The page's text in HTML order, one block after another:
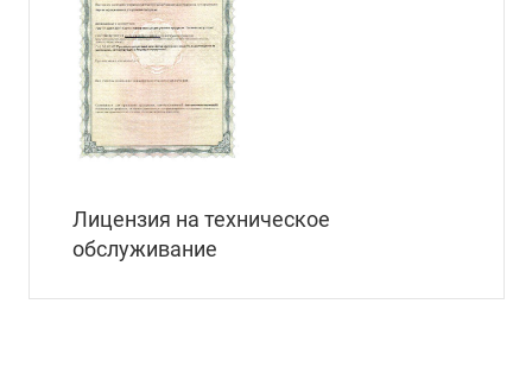
Лицензия на техническое
обслуживание